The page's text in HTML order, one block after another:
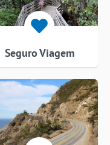
Seguro Viagem